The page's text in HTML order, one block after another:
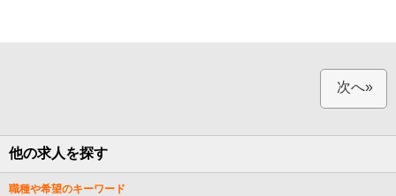
次へ»
他の求人を探す
職種や希望のキーワード